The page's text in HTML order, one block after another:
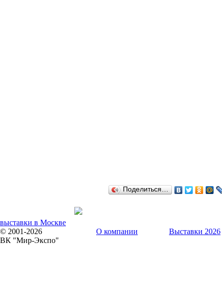
Поделиться…
выставки в Москве
© 2001-2026
ВК "Мир-Экспо"
О компании Выставки 2026